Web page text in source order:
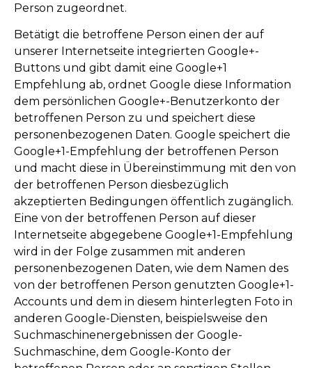
Person zugeordnet.
Betätigt die betroffene Person einen der auf
unserer Internetseite integrierten Google+-
Buttons und gibt damit eine Google+1
Empfehlung ab, ordnet Google diese Information
dem persönlichen Google+-Benutzerkonto der
betroffenen Person zu und speichert diese
personenbezogenen Daten. Google speichert die
Google+1-Empfehlung der betroffenen Person
und macht diese in Übereinstimmung mit den von
der betroffenen Person diesbezüglich
akzeptierten Bedingungen öffentlich zugänglich.
Eine von der betroffenen Person auf dieser
Internetseite abgegebene Google+1-Empfehlung
wird in der Folge zusammen mit anderen
personenbezogenen Daten, wie dem Namen des
von der betroffenen Person genutzten Google+1-
Accounts und dem in diesem hinterlegten Foto in
anderen Google-Diensten, beispielsweise den
Suchmaschinenergebnissen der Google-
Suchmaschine, dem Google-Konto der